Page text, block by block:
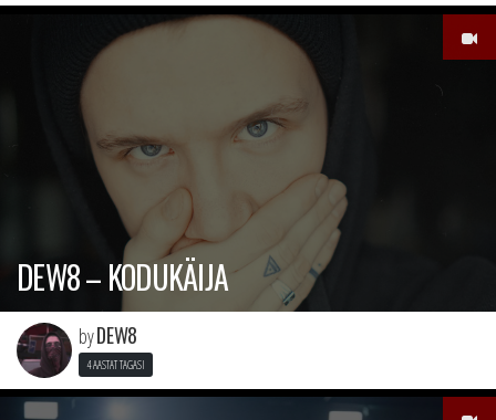
DEW8 – KODUKÄIJA
byDEW8
4 AASTAT TAGASI